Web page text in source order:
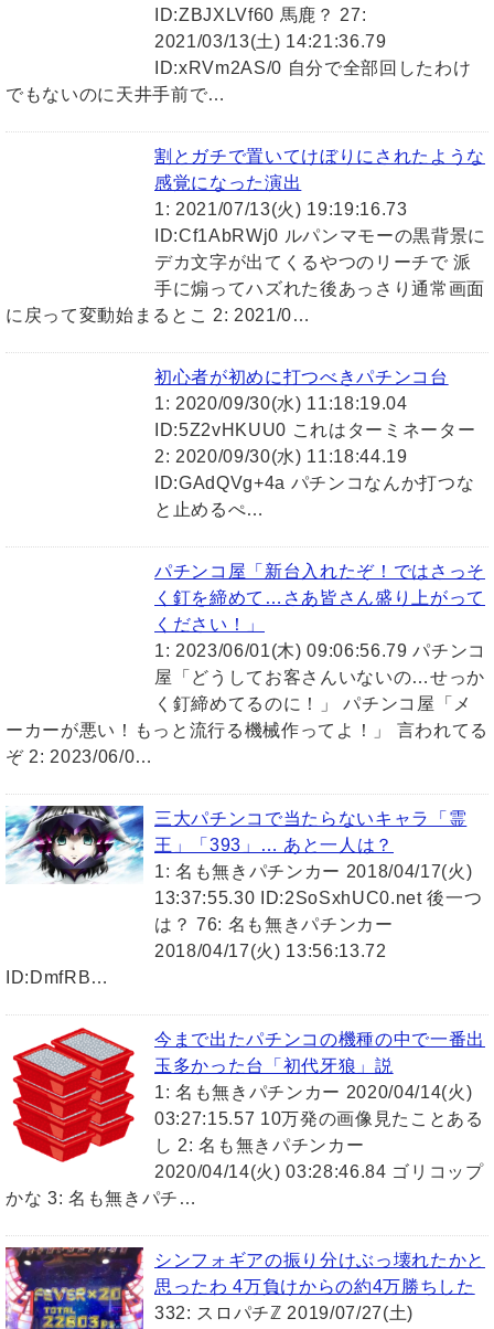
ID:ZBJXLVf60 馬鹿？ 27:
2021/03/13(土) 14:21:36.79
ID:xRVm2AS/0 自分で全部回したわけ
でもないのに天井手前で…
割とガチで置いてけぼりにされたような
感覚になった演出
1: 2021/07/13(火) 19:19:16.73
ID:Cf1AbRWj0 ルパンマモーの黒背景に
デカ文字が出てくるやつのリーチで 派
手に煽ってハズれた後あっさり通常画面
に戻って変動始まるとこ 2: 2021/0…
初心者が初めに打つべきパチンコ台
1: 2020/09/30(水) 11:18:19.04
ID:5Z2vHKUU0 これはターミネーター
2: 2020/09/30(水) 11:18:44.19
ID:GAdQVg+4a パチンコなんか打つな
と止めるぺ…
パチンコ屋「新台入れたぞ！ではさっそ
く釘を締めて…さあ皆さん盛り上がって
ください！」
1: 2023/06/01(木) 09:06:56.79 パチンコ
屋「どうしてお客さんいないの…せっか
く釘締めてるのに！」 パチンコ屋「メ
ーカーが悪い！もっと流行る機械作ってよ！」 言われてる
ぞ 2: 2023/06/0…
三大パチンコで当たらないキャラ「霊
王」「393」… あと一人は？
1: 名も無きパチンカー 2018/04/17(火)
13:37:55.30 ID:2SoSxhUC0.net 後一つ
は？ 76: 名も無きパチンカー
2018/04/17(火) 13:56:13.72
ID:DmfRB…
今まで出たパチンコの機種の中で一番出
玉多かった台「初代牙狼」説
1: 名も無きパチンカー 2020/04/14(火)
03:27:15.57 10万発の画像見たことある
し 2: 名も無きパチンカー
2020/04/14(火) 03:28:46.84 ゴリコップ
かな 3: 名も無きパチ…
シンフォギアの振り分けぶっ壊れたかと
思ったわ 4万負けからの約4万勝ちした
332: スロパチℤ 2019/07/27(土)